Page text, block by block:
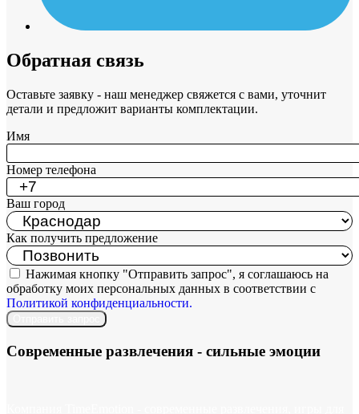
Обратная связь
Оставьте заявку - наш менеджер свяжется с вами, уточнит
детали и предложит варианты комплектации.
Имя
Номер телефона
Ваш город
Как получить предложение
Нажимая кнопку "Отправить запрос", я соглашаюсь на
обработку моих персональных данных в соответствии с
Политикой конфиденциальности.
Современные развлечения - сильные эмоции